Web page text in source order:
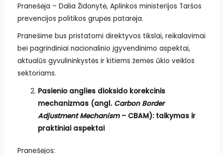
Pranešėja – Dalia Židonytė, Aplinkos ministerijos Taršos
prevencijos politikos grupės patarėja.
Pranešime bus pristatomi direktyvos tikslai, reikalavimai
bei pagrindiniai nacionalinio įgyvendinimo aspektai,
aktualūs gyvulininkystės ir kitiems žemės ūkio veiklos
sektoriams.
Pasienio anglies dioksido korekcinis
mechanizmas (angl. Carbon Border
Adjustment Mechanism– CBAM): taikymas ir
praktiniai aspektai
Pranešėjos: